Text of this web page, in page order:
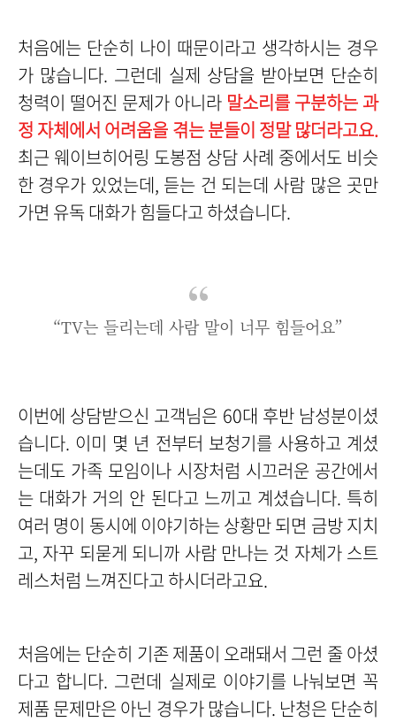
처음에는 단순히 나이 때문이라고 생각하시는 경우
가 많습니다. 그런데 실제 상담을 받아보면 단순히
청력이 떨어진 문제가 아니라 말소리를 구분하는 과
정 자체에서 어려움을 겪는 분들이 정말 많더라고요.
최근 웨이브히어링 도봉점 상담 사례 중에서도 비슷
한 경우가 있었는데, 듣는 건 되는데 사람 많은 곳만
가면 유독 대화가 힘들다고 하셨습니다.
“TV는 들리는데 사람 말이 너무 힘들어요”
이번에 상담받으신 고객님은 60대 후반 남성분이셨
습니다. 이미 몇 년 전부터 보청기를 사용하고 계셨
는데도 가족 모임이나 시장처럼 시끄러운 공간에서
는 대화가 거의 안 된다고 느끼고 계셨습니다. 특히
여러 명이 동시에 이야기하는 상황만 되면 금방 지치
고, 자꾸 되묻게 되니까 사람 만나는 것 자체가 스트
레스처럼 느껴진다고 하시더라고요.
처음에는 단순히 기존 제품이 오래돼서 그런 줄 아셨
다고 합니다. 그런데 실제로 이야기를 나눠보면 꼭
제품 문제만은 아닌 경우가 많습니다. 난청은 단순히